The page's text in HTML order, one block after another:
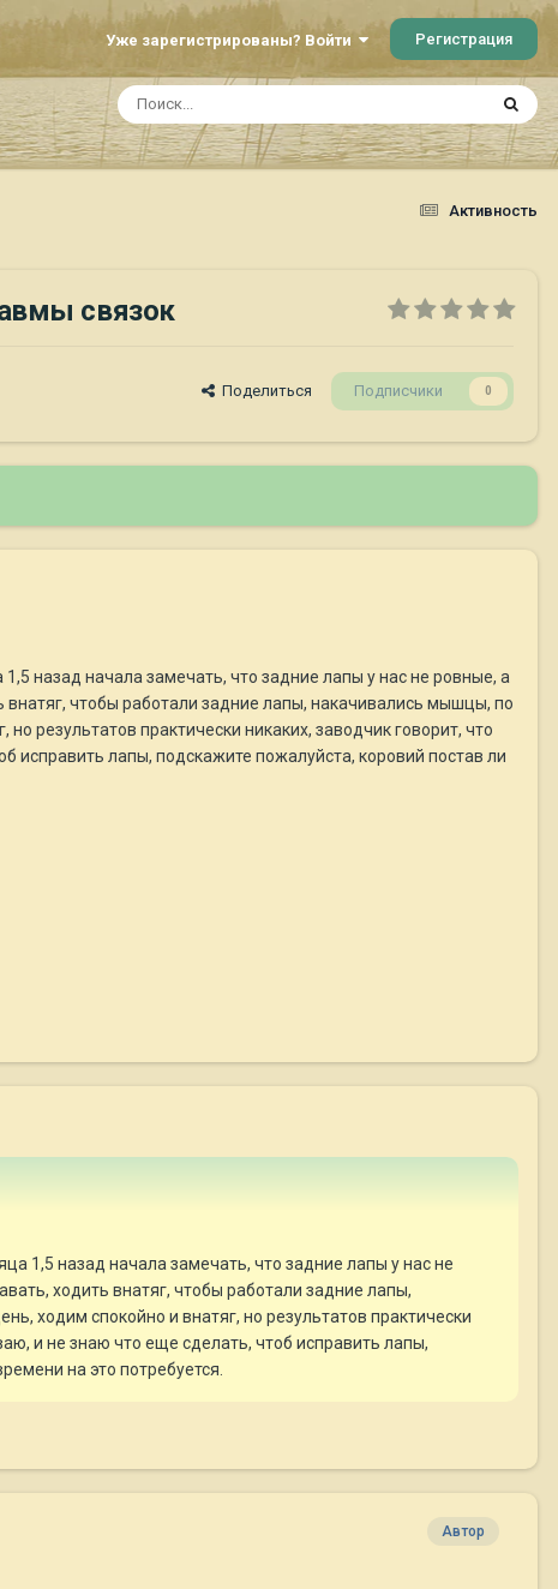
Уже зарегистрированы? Войти Регистрация
Активность
связок
Поделиться Подписчики 0
назад начала замечать, что задние лапы у нас не ровные, а
внатяг, чтобы работали задние лапы, накачивались мышцы, по
результатов практически никаких, заводчик говорит, что
исправить лапы, подскажите пожалуйста, коровий постав ли
1,5 назад начала замечать, что задние лапы у нас не
ходить внатяг, чтобы работали задние лапы,
ходим спокойно и внатяг, но результатов практически
и не знаю что еще сделать, чтоб исправить лапы,
на это потребуется.
Автор